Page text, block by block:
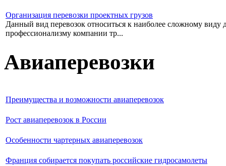
Организация перевозки проектных грузов
Данный вид перевозок относиться к наиболее сложному виду
профессионализму компании тр...
Авиаперевозки
Преимущества и возможности авиаперевозок
Рост авиаперевозок в России
Особенности чартерных авиаперевозок
Франция собирается покупать российские гидросамолеты